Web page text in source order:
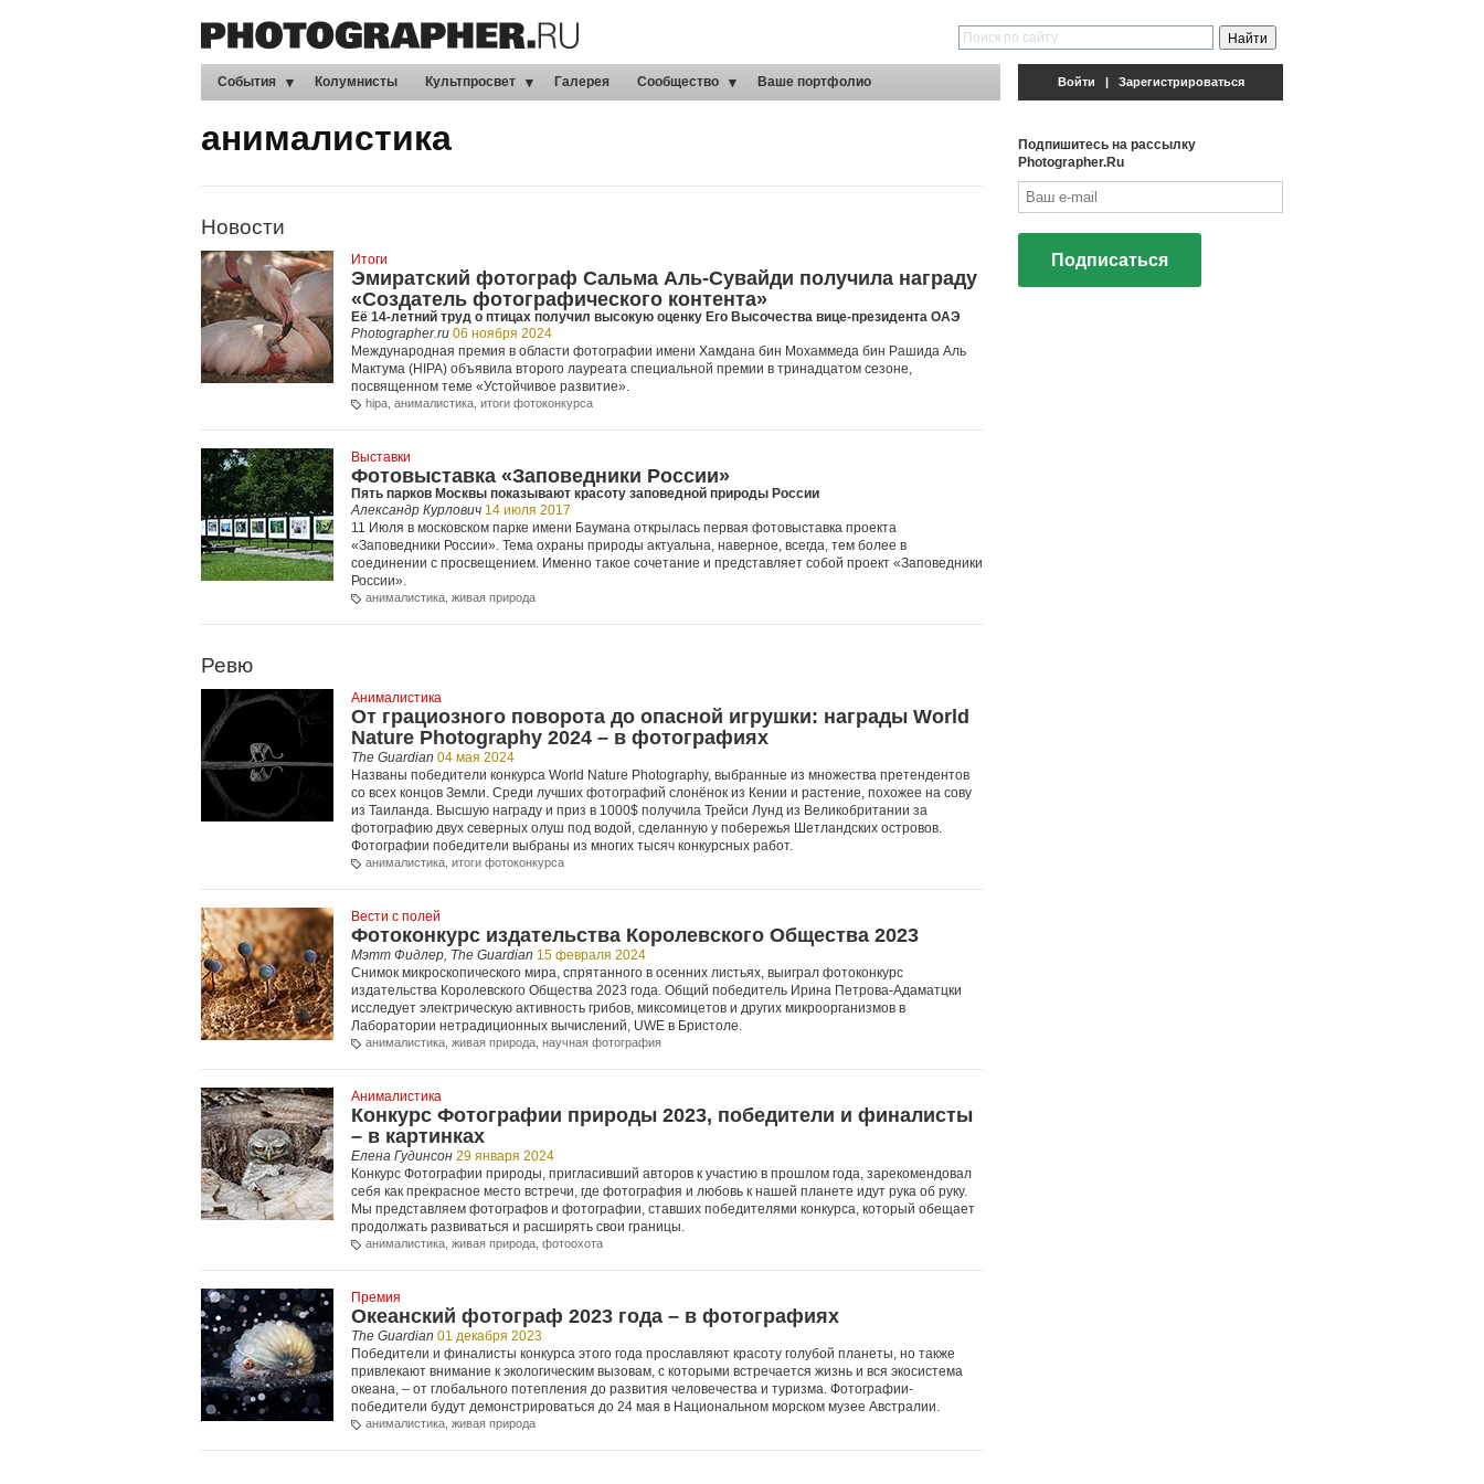
События Колумнисты Культпросвет Галерея Сообщество Ваше портфолио
анималистика
Новости
Итоги
Эмиратский фотограф Сальма Аль-Сувайди получила награду
«Создатель фотографического контента»
Её 14-летний труд о птицах получил высокую оценку Его Высочества вице-президента ОАЭ
Photographer.ru 06 ноября 2024
Международная премия в области фотографии имени Хамдана бин Мохаммеда бин Рашида Аль
Мактума (HIPA) объявила второго лауреата специальной премии в тринадцатом сезоне,
посвященном теме «Устойчивое развитие».
hipa анималистика итоги фотоконкурса
Выставки
Фотовыставка «Заповедники России»
Пять парков Москвы показывают красоту заповедной природы России
Александр Курлович 14 июля 2017
11 Июля в московском парке имени Баумана открылась первая фотовыставка проекта
«Заповедники России». Тема охраны природы актуальна, наверное, всегда, тем более в
соединении с просвещением. Именно такое сочетание и представляет собой проект «Заповедники
России».
анималистика живая природа
Ревю
Анималистика
От грациозного поворота до опасной игрушки: награды World
Nature Photography 2024 – в фотографиях
The Guardian 04 мая 2024
Названы победители конкурса World Nature Photography, выбранные из множества претендентов
со всех концов Земли. Среди лучших фотографий слонёнок из Кении и растение, похожее на сову
из Таиланда. Высшую награду и приз в 1000$ получила Трейси Лунд из Великобритании за
фотографию двух северных олуш под водой, сделанную у побережья Шетландских островов.
Фотографии победители выбраны из многих тысяч конкурсных работ.
анималистика итоги фотоконкурса
Вести с полей
Фотоконкурс издательства Королевского Общества 2023
Мэтт Фидлер, The Guardian 15 февраля 2024
Снимок микроскопического мира, спрятанного в осенних листьях, выиграл фотоконкурс
издательства Королевского Общества 2023 года. Общий победитель Ирина Петрова-Адаматцки
исследует электрическую активность грибов, миксомицетов и других микроорганизмов в
Лаборатории нетрадиционных вычислений, UWE в Бристоле.
анималистика живая природа научная фотография
Анималистика
Конкурс Фотографии природы 2023, победители и финалисты
– в картинках
Елена Гудинсон 29 января 2024
Конкурс Фотографии природы, пригласивший авторов к участию в прошлом года, зарекомендовал
себя как прекрасное место встречи, где фотография и любовь к нашей планете идут рука об руку.
Мы представляем фотографов и фотографии, ставших победителями конкурса, который обещает
продолжать развиваться и расширять свои границы.
анималистика живая природа фотоохота
Премия
Океанский фотограф 2023 года – в фотографиях
The Guardian 01 декабря 2023
Победители и финалисты конкурса этого года прославляют красоту голубой планеты, но также
привлекают внимание к экологическим вызовам, с которыми встречается жизнь и вся экосистема
океана, – от глобального потепления до развития человечества и туризма. Фотографии-
победители будут демонстрироваться до 24 мая в Национальном морском музее Австралии.
анималистика живая природа
Войти | Зарегистрироваться
Подпишитесь на рассылку
Photographer.Ru
Подписаться